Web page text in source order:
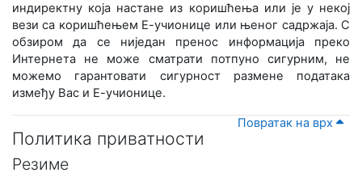
индиректну која настане из коришћења или је у некој
вези са коришћењем Е-учионице или њеног садржаја. С
обзиром да се ниједан пренос информација преко
Интернета не може сматрати потпуно сигурним, не
можемо гарантовати сигурност размене података
између Вас и Е-учионице.
Повратак на врх
Политика приватности
Резиме